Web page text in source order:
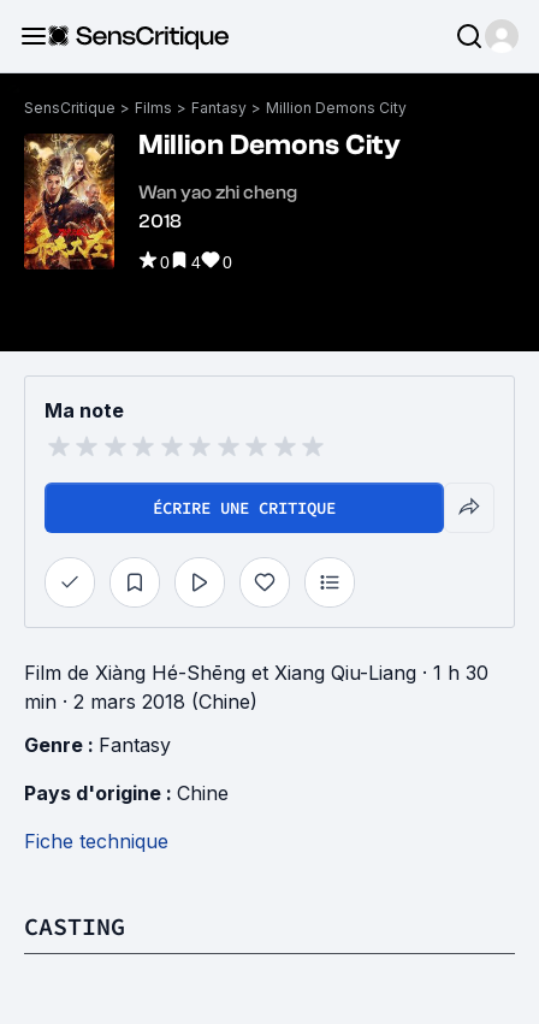
SensCritique > Films > Fantasy > Million Demons City
Million Demons City
Wan yao zhi cheng
2018
0 4 0
Ma note
ÉCRIRE UNE CRITIQUE
Film de Xiàng Hé-Shēng et Xiang Qiu-Liang · 1 h 30
min · 2 mars 2018 (Chine)
Genre : Fantasy
Pays d'origine : Chine
Fiche technique
CASTING